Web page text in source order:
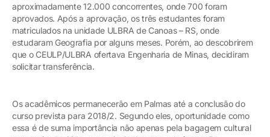
aproximadamente 12.000 concorrentes, onde 700 foram
aprovados. Após a aprovação, os três estudantes foram
matriculados na unidade ULBRA de Canoas – RS, onde
estudaram Geografia por alguns meses. Porém, ao descobrirem
que o CEULP/ULBRA ofertava Engenharia de Minas, decidiram
solicitar transferência.
Os acadêmicos permanecerão em Palmas até a conclusão do
curso prevista para 2018/2. Segundo eles, oportunidade como
essa é de suma importância não apenas pela bagagem cultural